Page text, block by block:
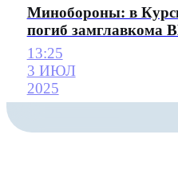
Минобороны: в
погиб
13:25
3 ИЮЛ
2025